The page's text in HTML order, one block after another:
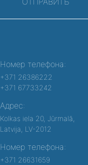
Номер телефона:
+371 26386222
+371 67733242
Адрес:
Kolkas iela 20, Jūrmalā,
Latvija, LV-2012
Номер телефона:
+371 26631659